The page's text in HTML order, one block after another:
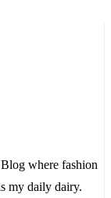
where fashion
my daily dairy.